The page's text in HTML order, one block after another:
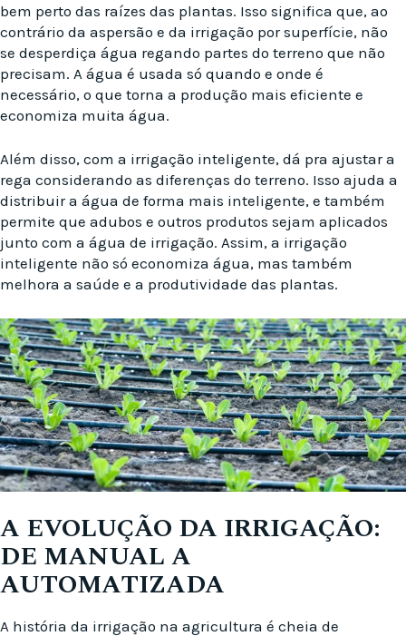
bem perto das raízes das plantas. Isso significa que, ao
contrário da aspersão e da irrigação por superfície, não
se desperdiça água regando partes do terreno que não
precisam. A água é usada só quando e onde é
necessário, o que torna a produção mais eficiente e
economiza muita água.
Além disso, com a irrigação inteligente, dá pra ajustar a
rega considerando as diferenças do terreno. Isso ajuda a
distribuir a água de forma mais inteligente, e também
permite que adubos e outros produtos sejam aplicados
junto com a água de irrigação. Assim, a irrigação
inteligente não só economiza água, mas também
melhora a saúde e a produtividade das plantas.
A EVOLUÇÃO DA IRRIGAÇÃO:
DE MANUAL A
AUTOMATIZADA
A história da irrigação na agricultura é cheia de